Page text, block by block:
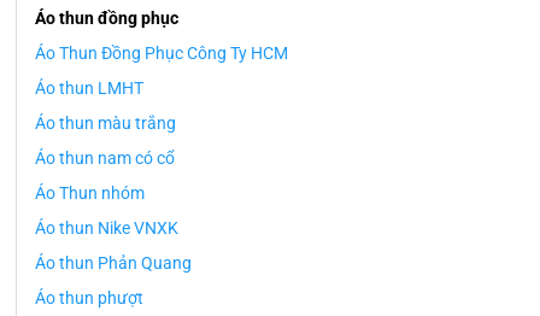
Áo thun đồng phục
Áo Thun Đồng Phục Công Ty HCM
Áo thun LMHT
Áo thun màu trắng
Áo thun nam có cổ
Áo Thun nhóm
Áo thun Nike VNXK
Áo thun Phản Quang
Áo thun phượt